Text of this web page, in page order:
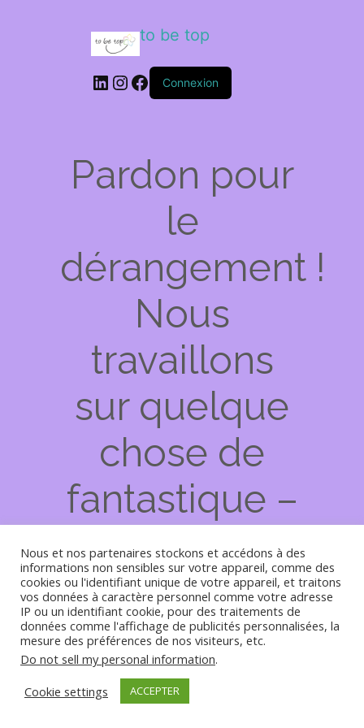
to be top
LinkedIn
Instagram
Facebook
Connexion
Pardon pour
le
dérangement !
Nous
travaillons
sur quelque
chose de
fantastique –
revenez
bientôt !
Nous et nos partenaires stockons et accédons à des
informations non sensibles sur votre appareil, comme des
cookies ou l'identifiant unique de votre appareil, et traitons
vos données à caractère personnel comme votre adresse
IP ou un identifiant cookie, pour des traitements de
données comme l'affichage de publicités personnalisées, la
mesure des préférences de nos visiteurs, etc.
Do not sell my personal information.
Cookie settings
ACCEPTER